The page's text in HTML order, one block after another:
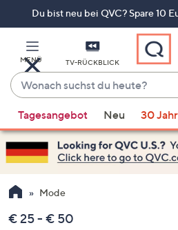
Du bist neu bei QVC? Spare 10
MENÜ TV-RÜCKBLICK
Wonach
suchst
du
heute?
Vorschläge
verfügbar
sind,
verwenden
Sie
Pfeiltasten
Tagesangebot Neu 30
Mode
€ 25 - € 50